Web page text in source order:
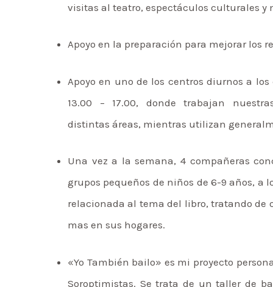
visitas al teatro, espectáculos culturales y
Apoyo en la preparación para mejorar los
Apoyo en uno de los centros diurnos a
13.00 – 17.00, donde trabajan
distintas áreas, mientras utilizan
Una vez a la semana, 4 compañeras
grupos pequeños de niños de 6-9 años,
relacionada al tema del libro, tratando de
mas en sus hogares.
«Yo También bailo» es mi proyecto
Soroptimistas. Se trata de un taller de